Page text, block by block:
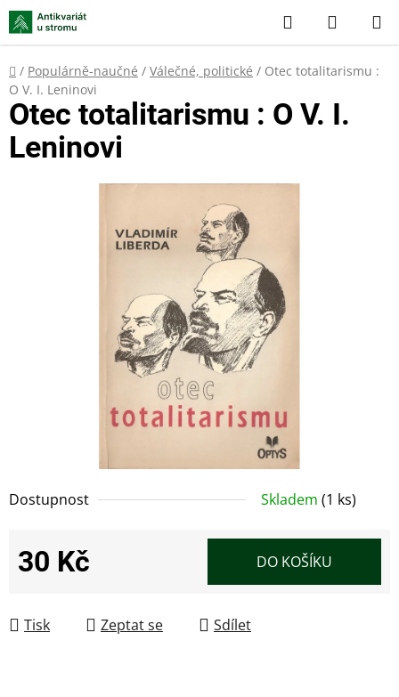
Přejít
na
obsah
Hledat
KOŠÍK
Domů
/ Populárně-naučné / Válečné, politické / Otec totalitarismu :
O V. I. Leninovi
Dostupnost Skladem (1 ks)
30 Kč DO KOŠÍKU
Tisk Zeptat se Sdílet
Otec totalitarismu : O V. I.
Leninovi